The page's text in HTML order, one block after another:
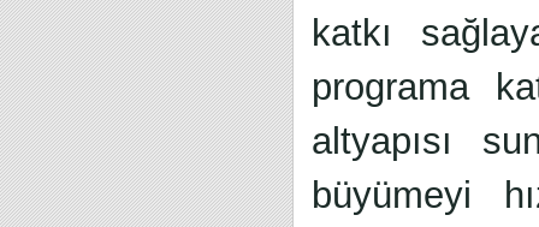
katkı
programa
altyapısı
büyümeyi